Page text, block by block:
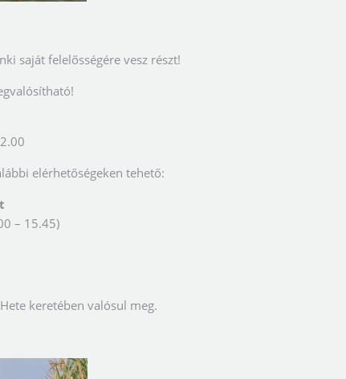
saját felelősségére vesz részt!
elérhetőségeken tehető:
– 15.45)
keretében valósul meg.